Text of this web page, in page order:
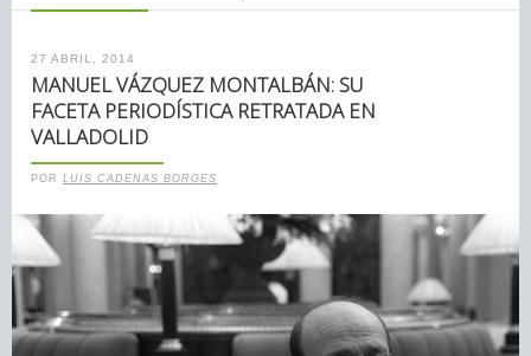
27 ABRIL, 2014
MANUEL VÁZQUEZ MONTALBÁN: SU
FACETA PERIODÍSTICA RETRATADA EN
VALLADOLID
POR LUIS CADENAS BORGES